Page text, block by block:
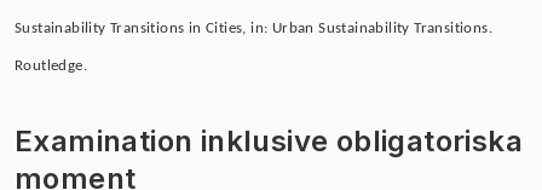
Sustainability Transitions in Cities, in: Urban Sustainability Transitions.
Routledge.
Examination inklusive obligatoriska
moment